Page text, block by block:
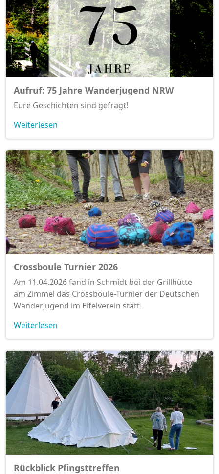
Aufruf: 75 Jahre Wanderjugend NRW
Eure Geschichten sind gefragt!
Weiterlesen
Crossboule Turnier 2026
Am 11.04.2026 fand in Schmidt bei der Grillhütte
am Zimmel das Crossboule-Turnier der Deutschen
Wanderjugend im Eifelverein statt.
Weiterlesen
Rückblick Pfingsttreffen